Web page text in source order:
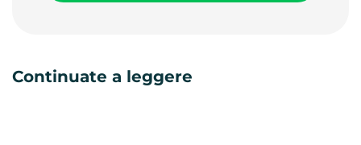
Continuate a leggere